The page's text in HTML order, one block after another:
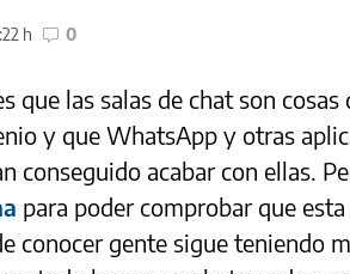
h 0
que las salas de chat son cosas
y que WhatsApp y otras
conseguido acabar con ellas.
para poder comprobar que
conocer gente sigue teniendo